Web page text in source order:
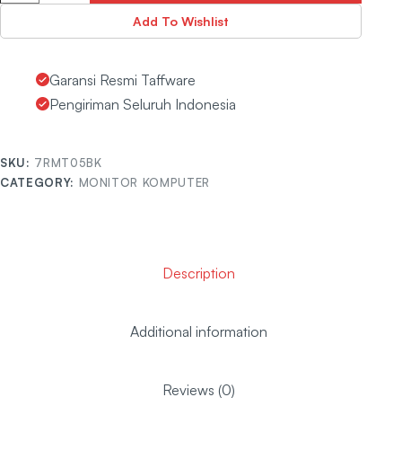
Add To Wishlist
Garansi Resmi Taffware
Pengiriman Seluruh Indonesia
SKU: 7RMT05BK
CATEGORY: MONITOR KOMPUTER
Description
Additional information
Reviews (0)